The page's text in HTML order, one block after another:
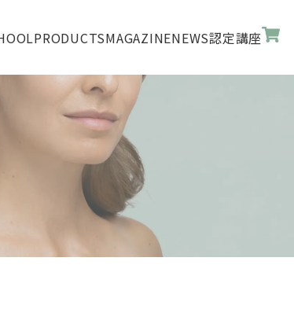
PRODUCTSMAGAZINENEWS認定講座